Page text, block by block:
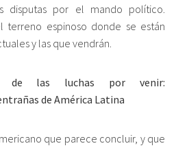
disputas por el mando político.
terreno espinoso donde se están
y las que vendrán.
de las luchas por venir:
de América Latina
que parece concluir, y que